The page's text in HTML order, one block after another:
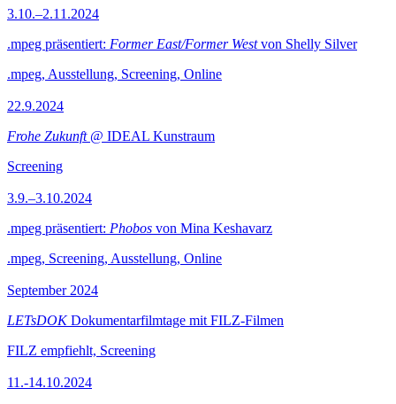
3.10.–2.11.2024
.mpeg präsentiert: Former East/Former Westvon Shelly Silver
.mpeg, Ausstellung, Screening, Online
22.9.2024
Frohe Zukunft@ IDEAL Kunstraum
Screening
3.9.–3.10.2024
.mpeg präsentiert: Phobos von Mina Keshavarz
.mpeg, Screening, Ausstellung, Online
September 2024
LETsDOKDokumentarfilmtage mit FILZ-Filmen
FILZ empfiehlt, Screening
11.-14.10.2024